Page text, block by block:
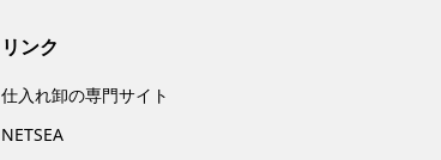
リンク
仕入れ卸の専門サイト
NETSEA